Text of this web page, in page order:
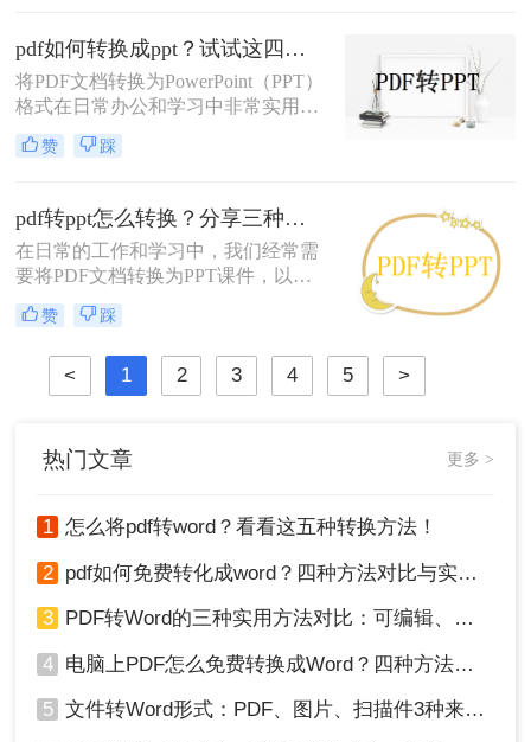
式，以便在演示文稿中使用或进行进
一步编辑。那么如何将pdf转换ppt
呢？本文将详细介绍几种将PDF转换
为PPT的方法，帮助您高效地完成这
一任务。
pdf如何转换成ppt？试试这四种常用方法！
将PDF文档转换为PowerPoint（PPT）
格式在日常办公和学习中非常实用，
特别是在需要对内容进行编辑或演示
时。那么pdf如何转换成ppt呢？本文
赞 踩
pdf转ppt怎么转换？分享三种高效常用转换方法！
在日常的工作和学习中，我们经常需
要将PDF文档转换为PPT课件，以便
于演示和分享。那么pdf转ppt怎么转
换呢？本文将介绍三种将PDF转换为
换任务。
赞 踩
< 1 2 3 4 5 >
热门文章 更多 >
1 怎么将pdf转word？看看这五种转换方法！
2 pdf如何免费转化成word？四种方法对比与实操指南（附详细表格）
3 PDF转Word的三种实用方法对比：可编辑、保格式、避风险！
4 电脑上PDF怎么免费转换成Word？四种方法对比与实操指南（附详细表格）!
5 文件转Word形式：PDF、图片、扫描件3种来源分别怎么处理！